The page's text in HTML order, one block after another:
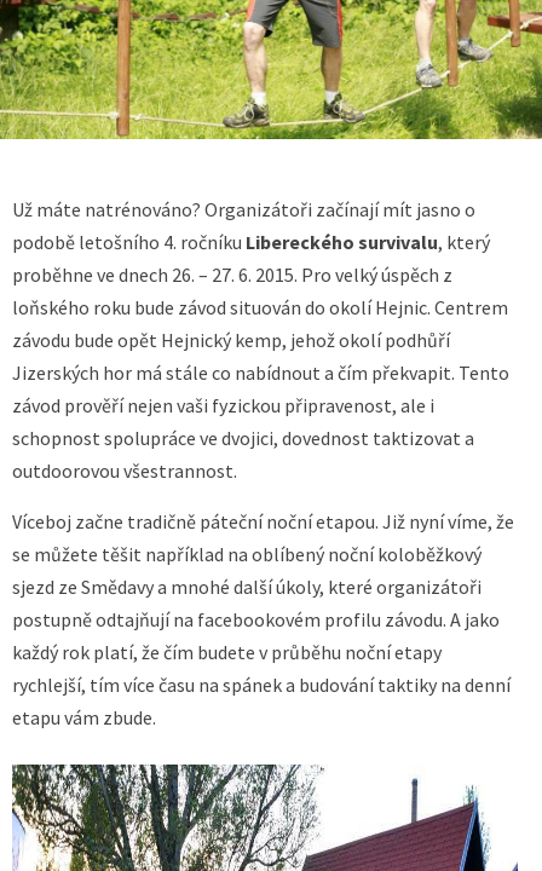
Už máte natrénováno? Organizátoři začínají mít jasno o
podobě letošního 4. ročníku Libereckého survivalu, který
proběhne ve dnech 26. – 27. 6. 2015. Pro velký úspěch z
loňského roku bude závod situován do okolí Hejnic. Centrem
závodu bude opět Hejnický kemp, jehož okolí podhůří
Jizerských hor má stále co nabídnout a čím překvapit. Tento
závod prověří nejen vaši fyzickou připravenost, ale i
schopnost spolupráce ve dvojici, dovednost taktizovat a
outdoorovou všestrannost.
Víceboj začne tradičně páteční noční etapou. Již nyní víme, že
se můžete těšit například na oblíbený noční koloběžkový
sjezd ze Smědavy a mnohé další úkoly, které organizátoři
postupně odtajňují na facebookovém profilu závodu. A jako
každý rok platí, že čím budete v průběhu noční etapy
rychlejší, tím více času na spánek a budování taktiky na denní
etapu vám zbude.